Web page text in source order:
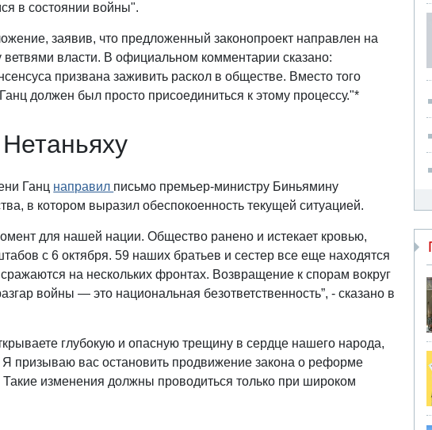
в состоянии войны".
заявив, что предложенный законопроект направлен на
власти. В официальном комментарии сказано:
призвана заживить раскол в обществе. Вместо того
должен был просто присоединиться к этому процессу."*
Ганц направил письмо премьер-министру Биньямину
в котором выразил обеспокоенность текущей ситуацией.
для нашей нации. Общество ранено и истекает кровью,
с 6 октября. 59 наших братьев и сестер все еще находятся
на нескольких фронтах. Возвращение к спорам вокруг
войны — это национальная безответственность”, - сказано в
глубокую и опасную трещину в сердце нашего народа,
Я призываю вас остановить продвижение закона о реформе
изменения должны проводиться только при широком